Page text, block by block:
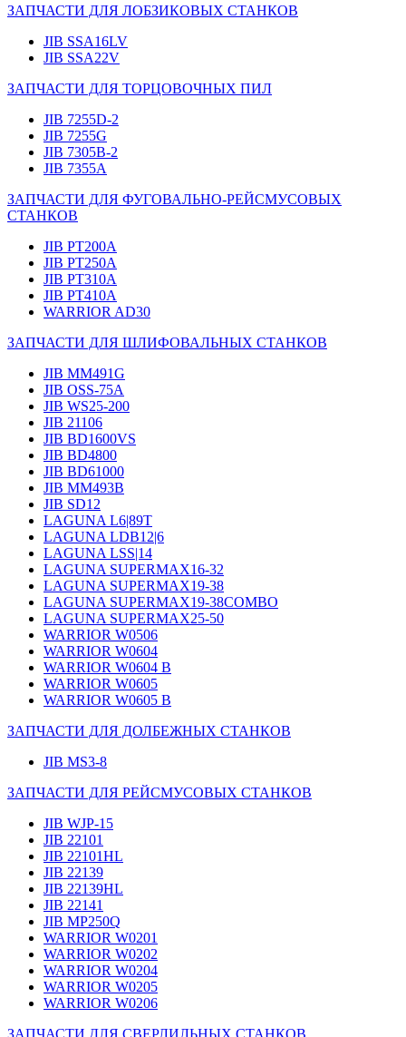
ЗАПЧАСТИ ДЛЯ ЛОБЗИКОВЫХ СТАНКОВ
JIB SSA16LV
JIB SSA22V
ЗАПЧАСТИ ДЛЯ ТОРЦОВОЧНЫХ ПИЛ
JIB 7255D-2
JIB 7255G
JIB 7305B-2
JIB 7355A
ЗАПЧАСТИ ДЛЯ ФУГОВАЛЬНО-РЕЙСМУСОВЫХ
СТАНКОВ
JIB PT200A
JIB PT250A
JIB PT310A
JIB PT410A
WARRIOR AD30
ЗАПЧАСТИ ДЛЯ ШЛИФОВАЛЬНЫХ СТАНКОВ
JIB MM491G
JIB OSS-75A
JIB WS25-200
JIB 21106
JIB BD1600VS
JIB BD4800
JIB BD61000
JIB MM493B
JIB SD12
LAGUNA L6|89T
LAGUNA LDB12|6
LAGUNA LSS|14
LAGUNA SUPERMAX16-32
LAGUNA SUPERMAX19-38
LAGUNA SUPERMAX19-38COMBO
LAGUNA SUPERMAX25-50
WARRIOR W0506
WARRIOR W0604
WARRIOR W0604 B
WARRIOR W0605
WARRIOR W0605 B
ЗАПЧАСТИ ДЛЯ ДОЛБЕЖНЫХ СТАНКОВ
JIB MS3-8
ЗАПЧАСТИ ДЛЯ РЕЙСМУСОВЫХ СТАНКОВ
JIB WJP-15
JIB 22101
JIB 22101HL
JIB 22139
JIB 22139HL
JIB 22141
JIB MP250Q
WARRIOR W0201
WARRIOR W0202
WARRIOR W0204
WARRIOR W0205
WARRIOR W0206